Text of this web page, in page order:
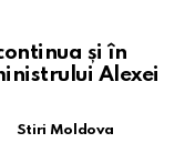
și în
Alexei
Stiri Moldova